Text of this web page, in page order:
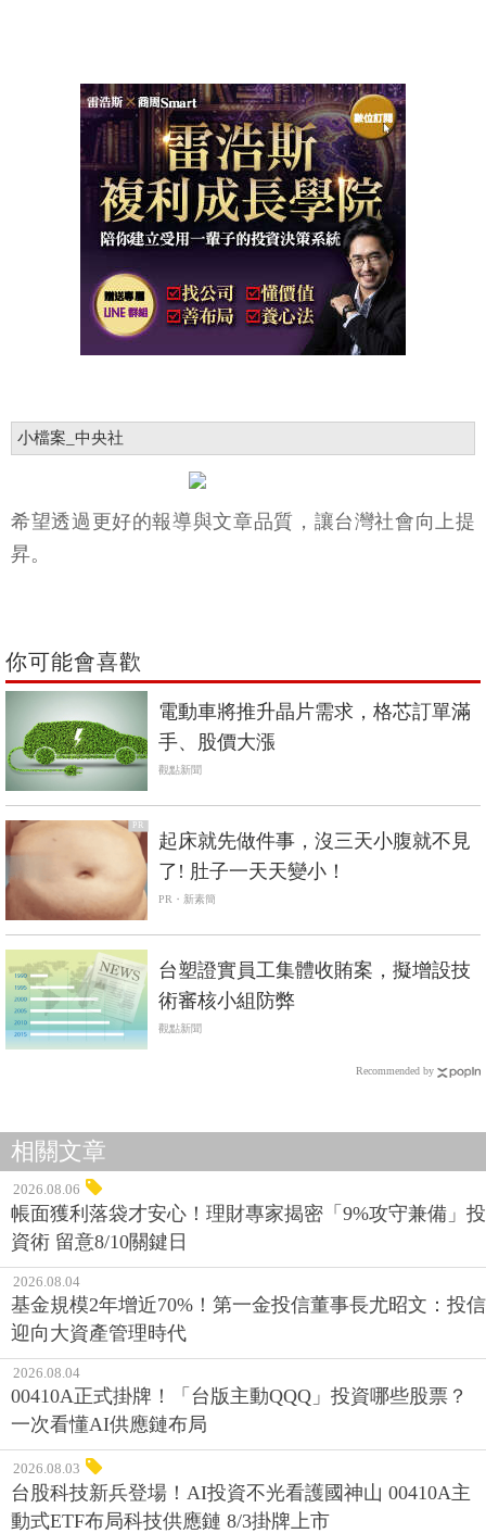
小檔案_中央社
希望透過更好的報導與文章品質，讓台灣社會向上提
昇。
你可能會喜歡
電動車將推升晶片需求，格芯訂單滿
手、股價大漲
觀點新聞
PR
起床就先做件事，沒三天小腹就不見
了! 肚子一天天變小！
PR・新素簡
台塑證實員工集體收賄案，擬增設技
術審核小組防弊
觀點新聞
Recommended by
相關文章
2026.08.06
帳面獲利落袋才安心！理財專家揭密「9%攻守兼備」投
資術 留意8/10關鍵日
2026.08.04
基金規模2年增近70%！第一金投信董事長尤昭文：投信
迎向大資產管理時代
2026.08.04
00410A正式掛牌！「台版主動QQQ」投資哪些股票？
一次看懂AI供應鏈布局
2026.08.03
台股科技新兵登場！AI投資不光看護國神山 00410A主
動式ETF布局科技供應鏈 8/3掛牌上市